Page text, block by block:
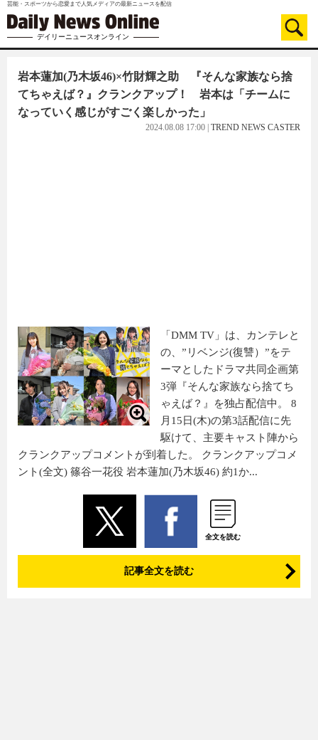
芸能・スポーツから恋愛まで人気メディアの最新ニュースを配信
デイリーニュースオンライン
岩本蓮加(乃木坂46)×竹財輝之助 『そんな家族なら捨
てちゃえば？』クランクアップ！ 岩本は「チームに
なっていく感じがすごく楽しかった」
2024.08.08 17:00 TREND NEWS CASTER
「DMM TV」は、カンテレと
の、”リベンジ(復讐）”をテ
ーマとしたドラマ共同企画第
3弾『そんな家族なら捨てち
ゃえば？』を独占配信中。 8
月15日(木)の第3話配信に先
駆けて、主要キャスト陣から
クランクアップコメントが到着した。 クランクアップコメ
ント(全文) 篠谷一花役 岩本蓮加(乃木坂46) 約1か...
全文を読む
記事全文を読む